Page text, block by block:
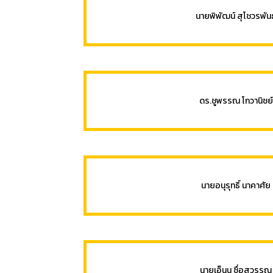
นายพิพัฒน์ สุโชวรพัน
ดร.ชูพรรณ โกวานิชย์
นายอนุรุทธิ์ นาคาศัย
นายเอ็นนู ซื่อสุวรรณ